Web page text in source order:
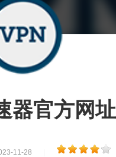
器官方网址
11-28